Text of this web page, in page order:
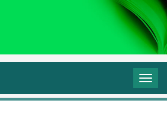
Vol. 1 Núm. 1-2 (2013): I Congreso